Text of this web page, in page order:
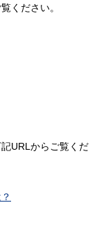
ください。
URLからご覧くだ